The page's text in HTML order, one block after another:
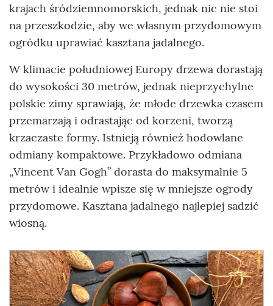
krajach śródziemnomorskich, jednak nic nie stoi
na przeszkodzie, aby we własnym przydomowym
ogródku uprawiać kasztana jadalnego.
W klimacie południowej Europy drzewa dorastają
do wysokości 30 metrów, jednak nieprzychylne
polskie zimy sprawiają, że młode drzewka czasem
przemarzają i odrastając od korzeni, tworzą
krzaczaste formy. Istnieją również hodowlane
odmiany kompaktowe. Przykładowo odmiana
„Vincent Van Gogh” dorasta do maksymalnie 5
metrów i idealnie wpisze się w mniejsze ogrody
przydomowe. Kasztana jadalnego najlepiej sadzić
wiosną.